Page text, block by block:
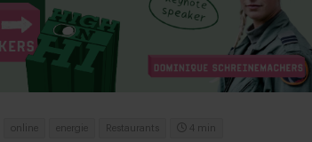
online energie Restaurants 4 min